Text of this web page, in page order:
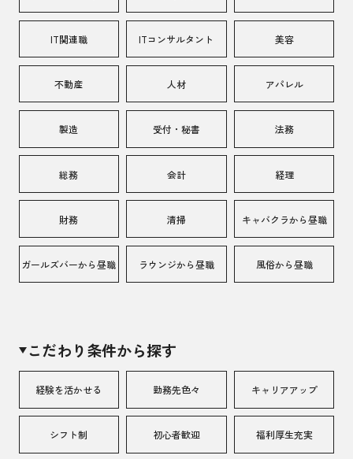
IT関連職 ITコンサルタント 美容
不動産 人材 アパレル
製造 受付・秘書 法務
総務 会計 経理
財務 清掃 キャバクラから昼職
ガールズバーから昼職 ラウンジから昼職 風俗から昼職
こだわり条件から探す
経験を活かせる 勤務先色々 キャリアアップ
シフト制 初心者歓迎 福利厚生充実